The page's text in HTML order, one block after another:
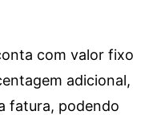
com valor fixo
adicional,
fatura, podendo